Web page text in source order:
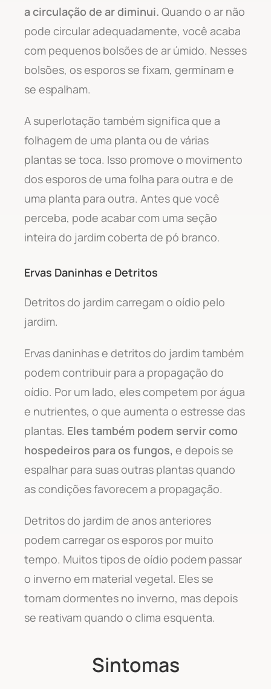
a circulação de ar diminui. Quando o ar não
pode circular adequadamente, você acaba
com pequenos bolsões de ar úmido. Nesses
bolsões, os esporos se fixam, germinam e
se espalham.
A superlotação também significa que a
folhagem de uma planta ou de várias
plantas se toca. Isso promove o movimento
dos esporos de uma folha para outra e de
uma planta para outra. Antes que você
perceba, pode acabar com uma seção
inteira do jardim coberta de pó branco.
Ervas Daninhas e Detritos
Detritos do jardim carregam o oídio pelo
jardim.
Ervas daninhas e detritos do jardim também
podem contribuir para a propagação do
oídio. Por um lado, eles competem por água
e nutrientes, o que aumenta o estresse das
plantas. Eles também podem servir como
hospedeiros para os fungos, e depois se
espalhar para suas outras plantas quando
as condições favorecem a propagação.
Detritos do jardim de anos anteriores
podem carregar os esporos por muito
tempo. Muitos tipos de oídio podem passar
o inverno em material vegetal. Eles se
tornam dormentes no inverno, mas depois
se reativam quando o clima esquenta.
Sintomas